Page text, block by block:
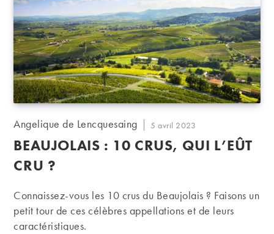
Auteur/autrice
la
publication :
Angelique de Lencquesaing
Publication
publiée :
5 avril 2023
BEAUJOLAIS : 10 CRUS, QUI L’EÛT
CRU ?
Connaissez-vous les 10 crus du Beaujolais ? Faisons un
petit tour de ces célèbres appellations et de leurs
caractéristiques.